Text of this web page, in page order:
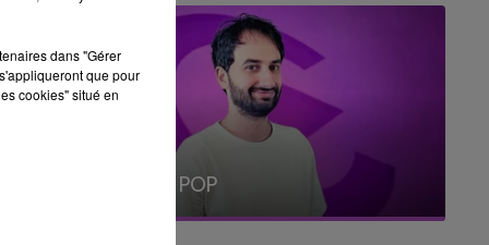
LE BEST OF DE LA FAMILLE
CHAMPAGNE FM
dans "Gérer
que pour
cookies" situé en